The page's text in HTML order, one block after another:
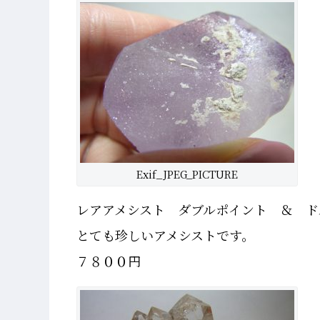
Exif_JPEG_PICTURE
レアアメシスト ダブルポイント ＆ ド
とても珍しいアメシストです。
７８００円